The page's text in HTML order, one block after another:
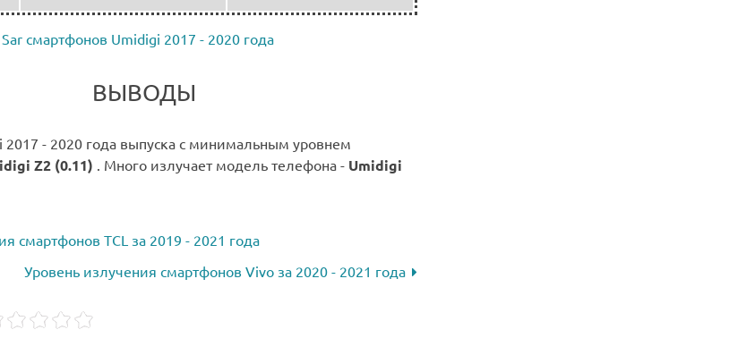
смартфонов Umidigi 2017 - 2020 года
ВЫВОДЫ
- 2020 года выпуска с минимальным уровнем
Z2 (0.11) . Много излучает модель телефона - Umidigi
смартфонов TCL за 2019 - 2021 года
Уровень излучения смартфонов Vivo за 2020 - 2021 года